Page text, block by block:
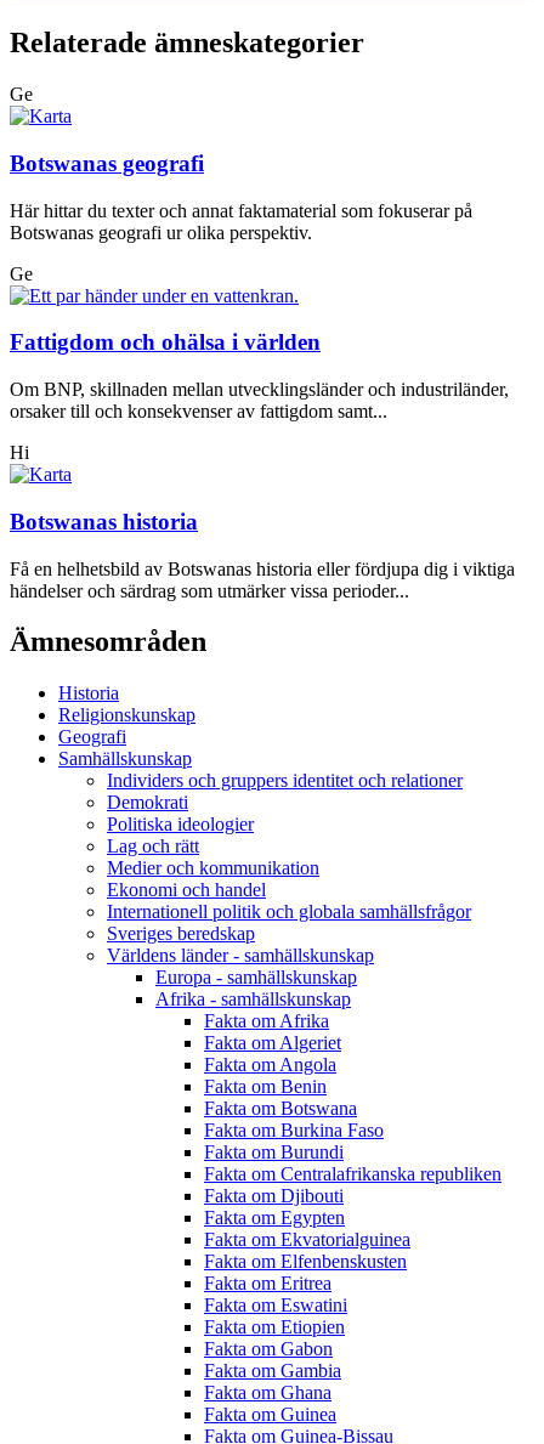
Relaterade ämneskategorier
Ge
Botswanas geografi
Här hittar du texter och annat faktamaterial som fokuserar på
Botswanas geografi ur olika perspektiv.
Ge
Fattigdom och ohälsa i världen
Om BNP, skillnaden mellan utvecklingsländer och industriländer,
orsaker till och konsekvenser av fattigdom samt...
Hi
Botswanas historia
Få en helhetsbild av Botswanas historia eller fördjupa dig i viktiga
händelser och särdrag som utmärker vissa perioder...
Ämnesområden
Historia
Religionskunskap
Geografi
Samhällskunskap
Individers och gruppers identitet och relationer
Demokrati
Politiska ideologier
Lag och rätt
Medier och kommunikation
Ekonomi och handel
Internationell politik och globala samhällsfrågor
Sveriges beredskap
Världens länder - samhällskunskap
Europa - samhällskunskap
Afrika - samhällskunskap
Fakta om Afrika
Fakta om Algeriet
Fakta om Angola
Fakta om Benin
Fakta om Botswana
Fakta om Burkina Faso
Fakta om Burundi
Fakta om Centralafrikanska republiken
Fakta om Djibouti
Fakta om Egypten
Fakta om Ekvatorialguinea
Fakta om Elfenbenskusten
Fakta om Eritrea
Fakta om Eswatini
Fakta om Etiopien
Fakta om Gabon
Fakta om Gambia
Fakta om Ghana
Fakta om Guinea
Fakta om Guinea-Bissau